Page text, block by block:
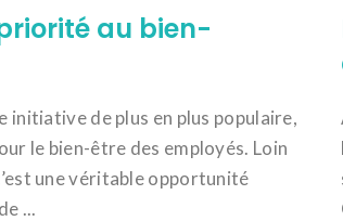
au bien-
de plus en plus populaire,
le bien-être des employés. Loin
une véritable opportunité
...